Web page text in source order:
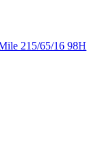
215/65/16 98H